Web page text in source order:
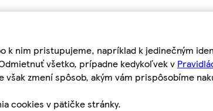
k nim pristupujeme, napríklad k jedinečným
všetko, prípadne kedykoľvek v
zmení spôsob, akým vám prispôsobíme
cookies v pätičke stránky.